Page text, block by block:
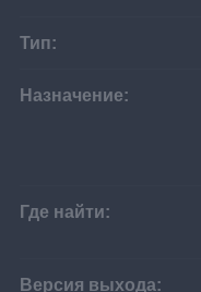
Тип:
Назначение:
Где найти:
Версия выхода: